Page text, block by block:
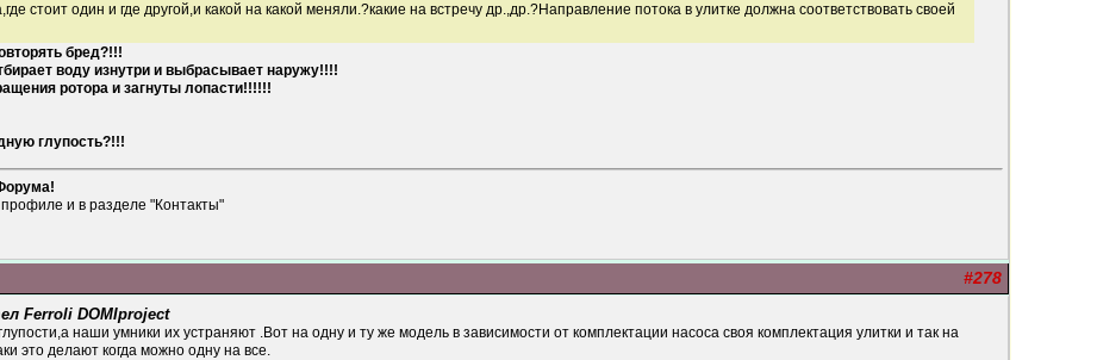
стоит один и где другой,и какой на какой меняли.?какие на встречу др.,др.?Направление потока в улитке должна соответствовать своей
бред?!!!
воду изнутри и выбрасывает наружу!!!!
ротора и загнуты лопасти!!!!!!
глупость?!!!
и в разделе "Контакты"
#278
Ferroli DOMIproject
наши умники их устраняют .Вот на одну и ту же модель в зависимости от комплектации насоса своя комплектация улитки и так на
это делают когда можно одну на все.